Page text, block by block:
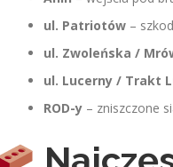
ul. Patriotów –
ul. Zwoleńska /
ul. Lucerny / Trakt
ROD-y – zniszczone